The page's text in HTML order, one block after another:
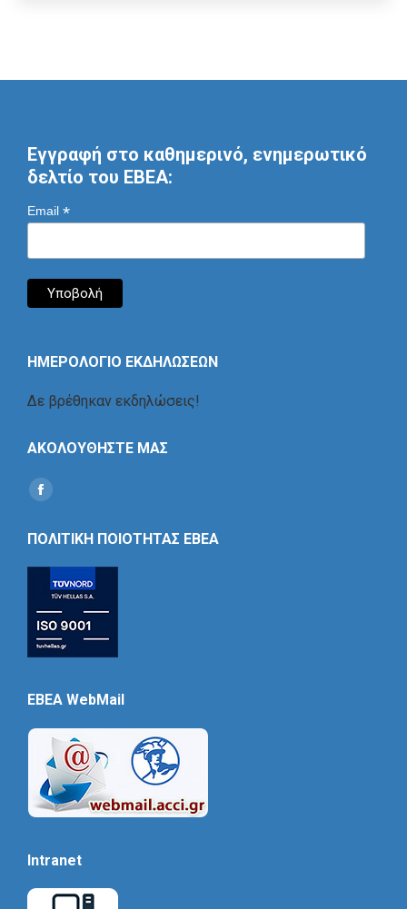
Εγγραφή στο καθημερινό, ενημερωτικό
δελτίο του ΕΒΕΑ:
Email *
ΗΜΕΡΟΛΟΓΙΟ ΕΚΔΗΛΩΣΕΩΝ
Δε βρέθηκαν εκδηλώσεις!
ΑΚΟΛΟΥΘΗΣΤΕ ΜΑΣ
Find us on:
Social
ΠΟΛΙΤΙΚΗ ΠΟΙΟΤΗΤΑΣ ΕΒΕΑ
EBEA WebMail
Intranet